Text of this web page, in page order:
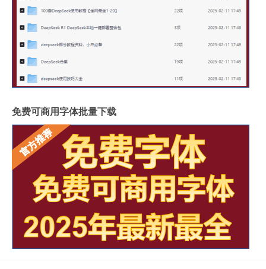
免费可商用字体批量下载